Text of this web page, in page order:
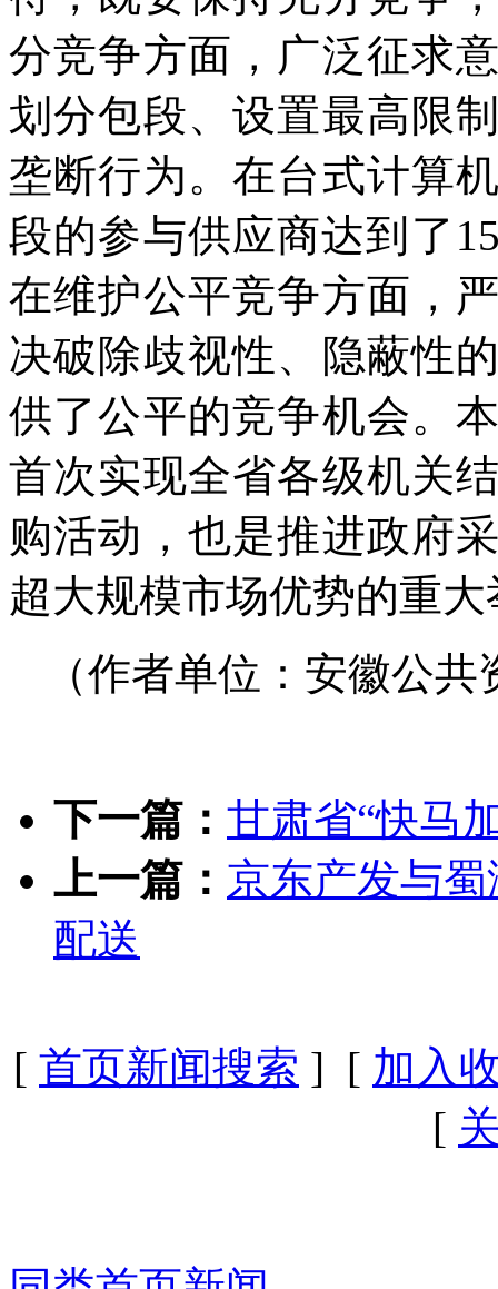
分竞争方面，广泛征求
划分包段、设置最高限
垄断行为。在台式计算
段的参与供应商达到了
在维护公平竞争方面，
决破除歧视性、隐蔽性
供了公平的竞争机会。
首次实现全省各级机关
购活动，也是推进政府
超大规模市场优势的重大
（作者单位：安徽公
下一篇： 甘肃省“快马
上一篇： 京东产发与
配送
[ 首页新闻搜索 ] [ 加入
[